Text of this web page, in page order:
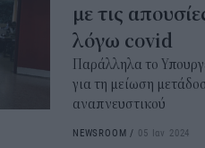
με τις
λόγω covid
Παράλληλα το
για τη μείωση
αναπνευστικού
NEWSROOM / 05 Ιαν 2024